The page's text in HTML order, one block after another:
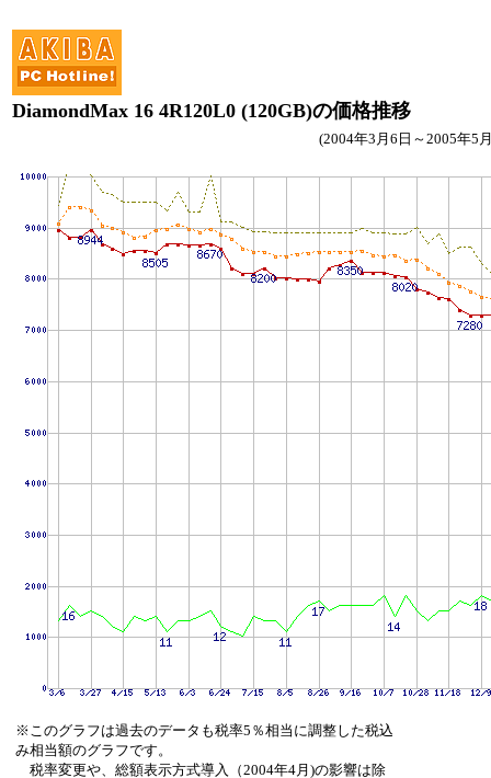
DiamondMax 16 4R120L0 (120GB)の価格推移
(2004年3月6日～2005年5
※このグラフは過去のデータも税率5％相当に調整した税込
み相当額のグラフです。
税率変更や、総額表示方式導入（2004年4月)の影響は除